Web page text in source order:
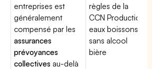
entreprises est
généralement
compensé par les
assurances
prévoyances
collectives au-delà
règles de la
CCN Production
eaux boissons
sans alcool
bière